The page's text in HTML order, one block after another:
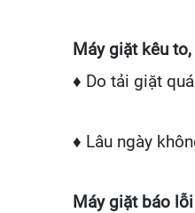
Máy giặt kêu
♦ Do tải giặt
♦ Lâu ngày
Máy giặt báo lỗi